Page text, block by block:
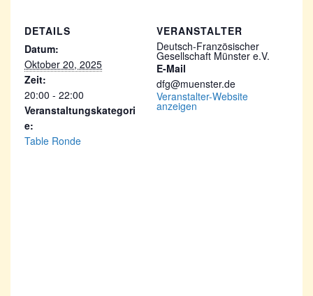
DETAILS
Datum:
Oktober 20, 2025
Zeit:
20:00 - 22:00
Veranstaltungskategori
e:
Table Ronde
VERANSTALTER
Deutsch-Französischer
Gesellschaft Münster e.V.
E-Mail
dfg@muenster.de
Veranstalter-Website
anzeigen